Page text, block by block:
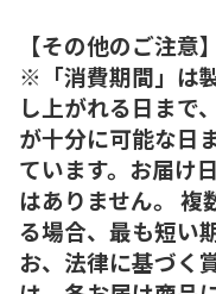
【その他のご注意】
※「消費期間」は
し上がれる日まで
が十分に可能な日
ています。お届け
はありません。 複
る場合、最も短い
お、法律に基づく